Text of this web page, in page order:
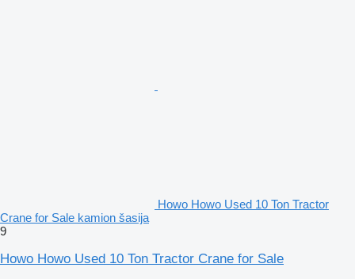
Howo Howo Used 10 Ton Tractor
Crane for Sale kamion šasija
9
Howo Howo Used 10 Ton Tractor Crane for Sale